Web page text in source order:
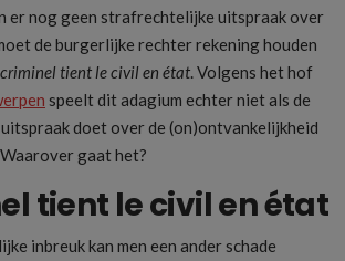
er nog geen strafrechtelijke uitspraak over
de burgerlijke rechter rekening houden
tient le civil en état . Volgens het hof
speelt dit adagium echter niet als de
doet over de (on)ontvankelijkheid
gaat het?
tient le civil en état
inbreuk kan men een ander schade